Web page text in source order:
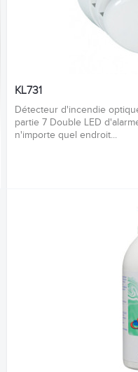
KL731
Détecteur d'incendie
partie 7 Double LED
n'importe quel endroit...